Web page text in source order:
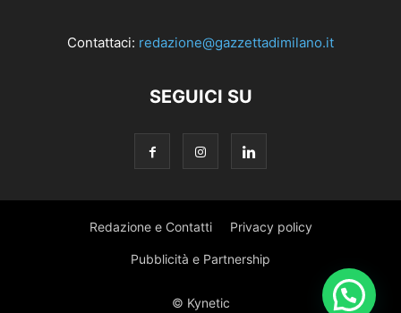
Contattaci: redazione@gazzettadimilano.it
SEGUICI SU
Redazione e Contatti Privacy policy
Pubblicità e Partnership
© Kynetic